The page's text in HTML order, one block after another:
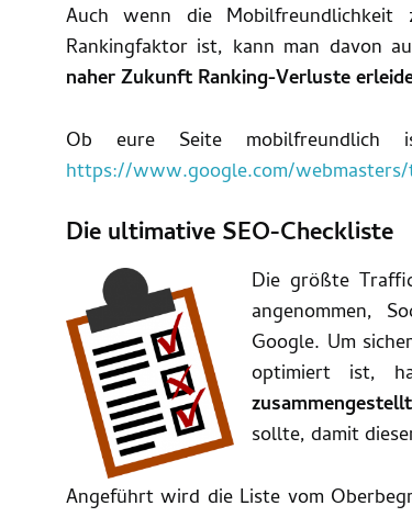
Auch wenn die
Rankingfaktor ist, kann man davon
naher Zukunft Ranking-Verluste
Ob eure Seite
https://www.google.com/
Die ultimative SEO-Checkliste
Die größte
angenommen,
Google. Um
optimiert ist,
zusammengestellt
sollte, damit
Angeführt wird die Liste vom